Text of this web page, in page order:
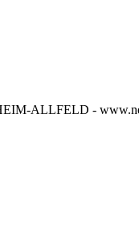
ALLFELD -